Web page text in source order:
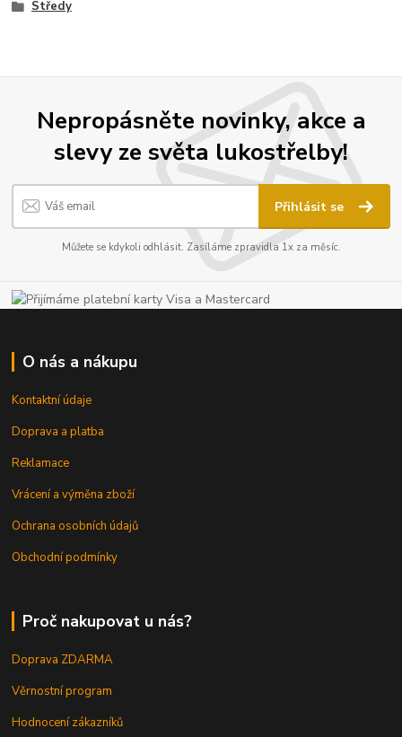
Středy
Nepropásněte novinky, akce a
slevy ze světa lukostřelby!
Přihlásit se
Můžete se kdykoli odhlásit. Zasíláme zpravidla 1x za měsíc.
O nás a nákupu
Kontaktní údaje
Doprava a platba
Reklamace
Vrácení a výměna zboží
Ochrana osobních údajů
Obchodní podmínky
Proč nakupovat u nás?
Doprava ZDARMA
Věrnostní program
Hodnocení zákazníků